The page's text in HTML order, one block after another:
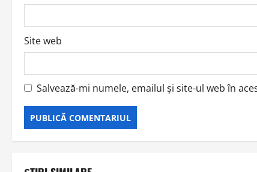
Site web
Salvează-mi numele, emailul și site-ul web în